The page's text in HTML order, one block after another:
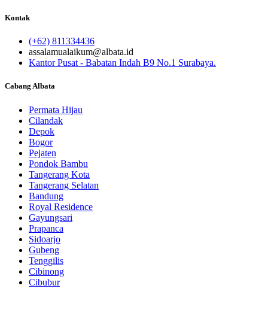
Kontak
(+62) 811334436
assalamualaikum@albata.id
Kantor Pusat - Babatan Indah B9 No.1 Surabaya.
Cabang Albata
Permata Hijau
Cilandak
Depok
Bogor
Pejaten
Pondok Bambu
Tangerang Kota
Tangerang Selatan
Bandung
Royal Residence
Gayungsari
Prapanca
Sidoarjo
Gubeng
Tenggilis
Cibinong
Cibubur